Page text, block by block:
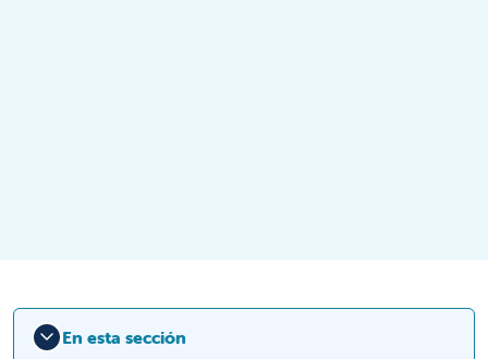
En esta sección